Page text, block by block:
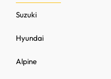
Hyundai
Alpine
Suzuki